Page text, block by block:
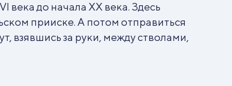
до начала XX века. Здесь
прииске. А потом отправиться
взявшись за руки, между стволами,